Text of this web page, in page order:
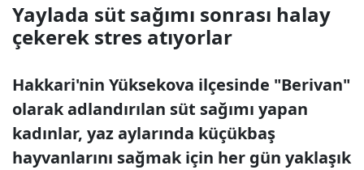
Yaylada süt sağımı sonrası halay
çekerek stres atıyorlar
Hakkari'nin Yüksekova ilçesinde "Berivan"
olarak adlandırılan süt sağımı yapan
kadınlar, yaz aylarında küçükbaş
hayvanlarını sağmak için her gün yaklaşık